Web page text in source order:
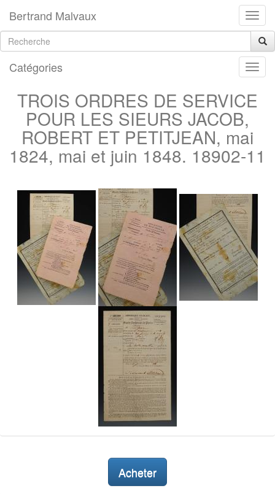
Bertrand Malvaux
Catégories
TROIS ORDRES DE SERVICE
POUR LES SIEURS JACOB,
ROBERT ET PETITJEAN, mai
1824, mai et juin 1848. 18902-11
Acheter